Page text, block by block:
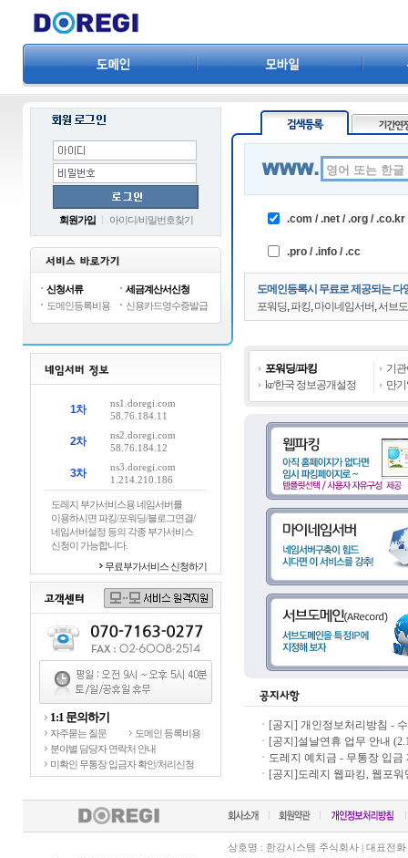
네임서버관리
도메인정보조회
삭제예정도메인
회원가입 아이디/비밀번호찾기
신청서류
세금계산서신청
도메인등록비용
신용카드영수증발급
.com / .net / .org / .co.kr
.pro / .info / .cc
도메인등록시 무료로 제공되는 다
포워딩,파킹,마이네임서버,서브
1차
ns1.doregi.com
58.76.184.11
2차
ns2.doregi.com
58.76.184.12
3차
ns3.doregi.com
1.214.210.186
도레지 부가서비스용 네임서버를
이용하시면 파킹/포워딩/블로그연결/
네임서버설정 등의 각종 부가서비스
신청이 가능합니다.
무료부가서비스 신청하기
1:1 문의하기
자주묻는 질문
도메인 등록비용
분야별 담당자 연락처 안내
미확인 무통장 입금자 확인/처리신청
포워딩/파킹
kr/한국 정보공개설정
기
만
[공지] 개인정보처리방침 -
[공지]설날연휴 업무 안내
도레지 예치금 - 무통장 입금
[공지]도레지 웹파킹, 웹포워
상호명 : 한강시스템 주식회사 | 대표전